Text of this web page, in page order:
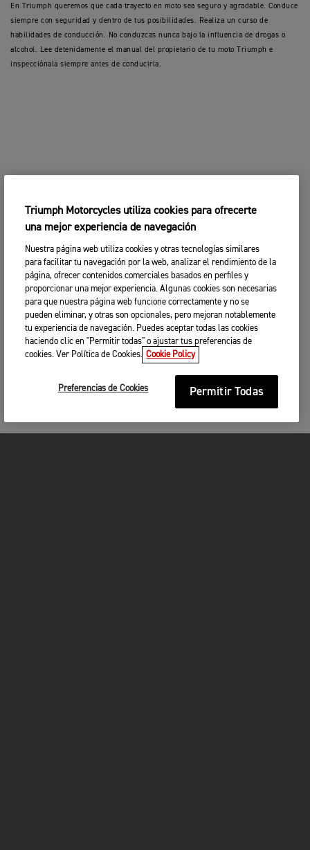
En Triumph queremos que cada trayecto en moto sea seguro y agradable. Conduce
siempre con seguridad y dentro de tus posibilidades. Realiza un curso de
habilidades de conducción. No conduzcas nunca bajo la influencia de drogas o
alcohol. Lee detenidamente el manual del propietario de tu moto Triumph e
inspecciónala siempre antes de conducirla.
Triumph Motorcycles utiliza cookies para ofrecerte
una mejor experiencia de navegación
Nuestra página web utiliza cookies y otras tecnologías similares
para facilitar tu navegación por la web, analizar el rendimiento de la
página, ofrecer contenidos comerciales basados en perfiles y
proporcionar una mejor experiencia. Algunas cookies son necesarias
para que nuestra página web funcione correctamente y no se
pueden eliminar, y otras son opcionales, pero mejoran notablemente
tu experiencia de navegación. Puedes aceptar todas las cookies
haciendo clic en "Permitir todas" o ajustar tus preferencias de
cookies. Ver Política de Cookies. Cookie Policy
Preferencias de Cookies Permitir Todas